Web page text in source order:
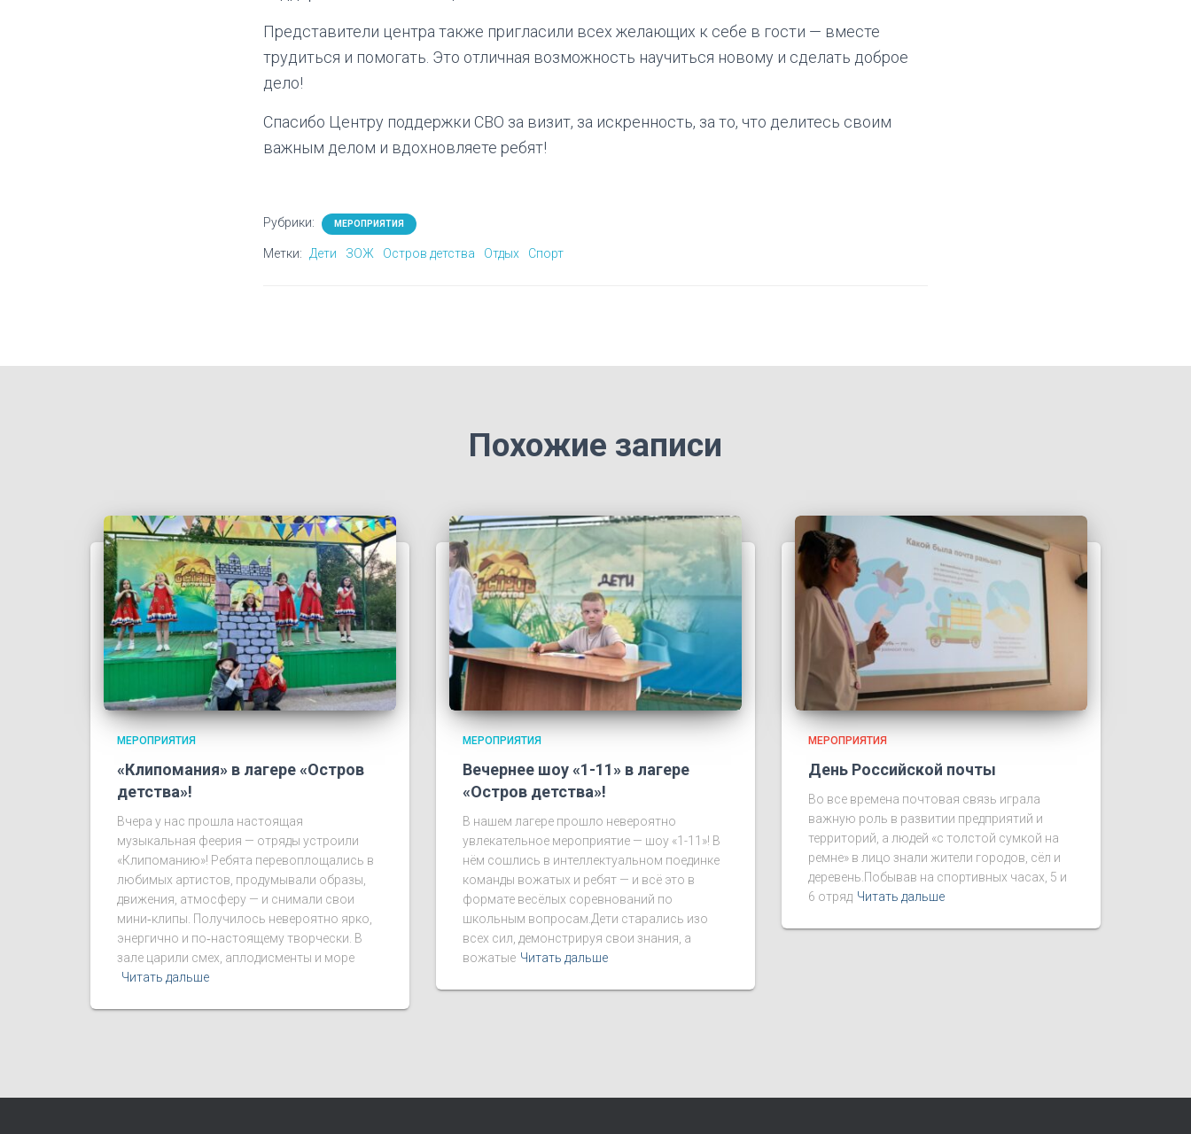
Представители центра также пригласили всех желающих к себе в гости — вместе
трудиться и помогать. Это отличная возможность научиться новому и сделать доброе
дело!
Спасибо Центру поддержки СВО за визит, за искренность, за то, что делитесь своим
важным делом и вдохновляете ребят!
Рубрики: МЕРОПРИЯТИЯ
Метки: Дети ЗОЖ Остров детства Отдых Спорт
Похожие записи
МЕРОПРИЯТИЯ
«Клипомания» в лагере «Остров
детства»!
Вчера у нас прошла настоящая
музыкальная феерия — отряды устроили
«Клипоманию»! Ребята перевоплощались в
любимых артистов, продумывали образы,
движения, атмосферу — и снимали свои
мини‑клипы. Получилось невероятно ярко,
энергично и по‑настоящему творчески. В
зале царили смех, аплодисменты и море
Читать дальше
МЕРОПРИЯТИЯ
Вечернее шоу «1-11» в лагере
«Остров детства»!
В нашем лагере прошло невероятно
увлекательное мероприятие — шоу «1-11»! В
нём сошлись в интеллектуальном поединке
команды вожатых и ребят — и всё это в
формате весёлых соревнований по
школьным вопросам.Дети старались изо
всех сил, демонстрируя свои знания, а
вожатые Читать дальше
МЕРОПРИЯТИЯ
День Российской почты
Во все времена почтовая связь играла
важную роль в развитии предприятий и
территорий, а людей «с толстой сумкой на
ремне» в лицо знали жители городов, сёл и
деревень.Побывав на спортивных часах, 5 и
6 отряд Читать дальше